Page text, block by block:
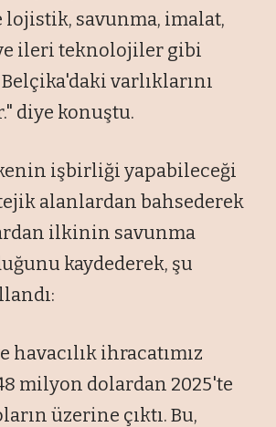
savunma, imalat,
ileri teknolojiler gibi
varlıklarını
diye konuştu.
işbirliği yapabileceği
alanlardan bahsederek
ilkinin savunma
kaydederek, şu
havacılık ihracatımız
milyon dolardan 2025'te
üzerine çıktı. Bu,